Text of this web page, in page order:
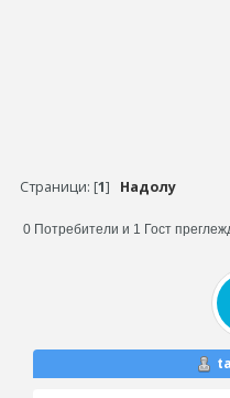
Страници: [1] Надолу
0 Потребители и 1 Гост